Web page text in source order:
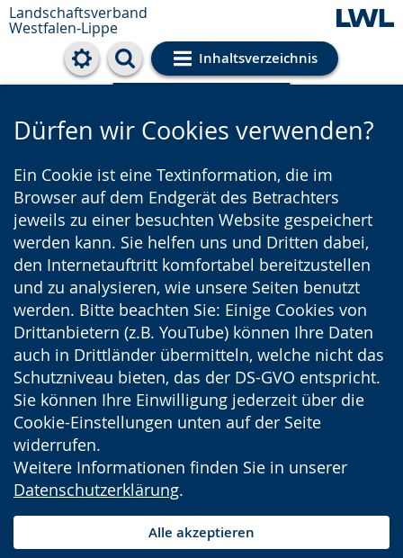
Landschaftsverband
Westfalen-Lippe
Inhaltsverzeichnis
Cookie-Einstellungen
Dürfen wir Cookies verwenden?
Ein Cookie ist eine Textinformation, die im
Browser auf dem Endgerät des Betrachters
jeweils zu einer besuchten Website gespeichert
werden kann. Sie helfen uns und Dritten dabei,
den Internetauftritt komfortabel bereitzustellen
und zu analysieren, wie unsere Seiten benutzt
werden. Bitte beachten Sie: Einige Cookies von
Drittanbietern (z.B. YouTube) können Ihre Daten
auch in Drittländer übermitteln, welche nicht das
Schutzniveau bieten, das der DS-GVO entspricht.
Sie können Ihre Einwilligung jederzeit über die
Cookie-Einstellungen unten auf der Seite
widerrufen.
Weitere Informationen finden Sie in unserer
Datenschutzerklärung.
Alle akzeptieren